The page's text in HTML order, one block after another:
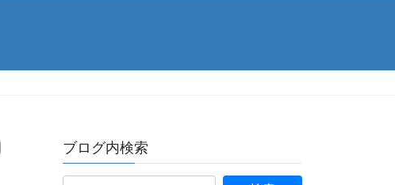
ブログ内検索